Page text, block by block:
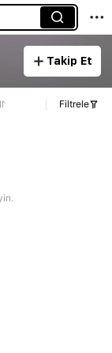
Takip Et
Filtrele